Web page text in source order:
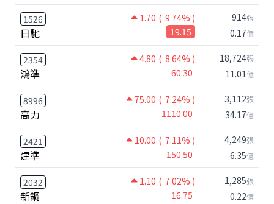
1526 1.70 ( 9.74% )
日馳 19.15
914張
0.17億
2354 4.80 ( 8.64% )
鴻準 60.30
18,724張
11.01億
8996 75.00 ( 7.24% )
高力 1110.00
3,112張
34.17億
2421 10.00 ( 7.11% )
建準 150.50
4,249張
6.35億
2032 1.10 ( 7.02% )
新鋼 16.75
1,285張
0.22億